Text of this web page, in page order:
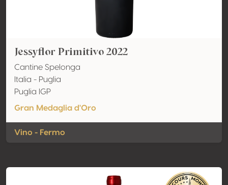
Jessyflor Primitivo 2022
Cantine Spelonga
Italia - Puglia
Puglia IGP
Gran Medaglia d'Oro
Vino - Fermo